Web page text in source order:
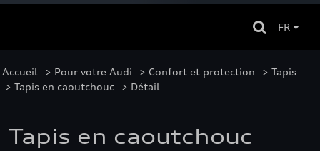
FR
Accueil > Pour votre Audi > Confort et protection > Tapis
> Tapis en caoutchouc > Détail
Tapis en caoutchouc